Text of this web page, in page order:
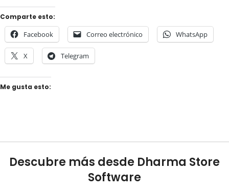
Comparte esto:
Facebook Correo electrónico WhatsApp
X Telegram
Me gusta esto:
Descubre más desde Dharma Store
Software